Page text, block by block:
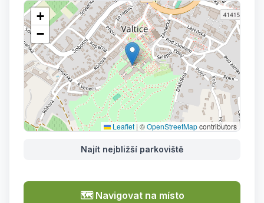
+
−
Leaflet | ©OpenStreetMapcontributors
Najít nejbližší parkoviště
🗺️ Navigovat na místo